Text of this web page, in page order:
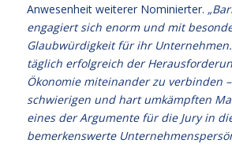
Anwesenheit weiterer Nominierter.
engagiert sich enorm und mit
Glaubwürdigkeit für ihr
täglich erfolgreich der
Ökonomie miteinander zu verbinden
schwierigen und hart umkämpften
eines der Argumente für die Jury in
bemerkenswerte